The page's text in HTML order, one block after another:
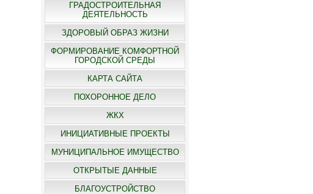
ГРАДОСТРОИТЕЛЬНАЯ
ДЕЯТЕЛЬНОСТЬ
ЗДОРОВЫЙ ОБРАЗ ЖИЗНИ
ФОРМИРОВАНИЕ КОМФОРТНОЙ
ГОРОДСКОЙ СРЕДЫ
КАРТА САЙТА
ПОХОРОННОЕ ДЕЛО
ЖКХ
ИНИЦИАТИВНЫЕ ПРОЕКТЫ
МУНИЦИПАЛЬНОЕ ИМУЩЕСТВО
ОТКРЫТЫЕ ДАННЫЕ
БЛАГОУСТРОЙСТВО